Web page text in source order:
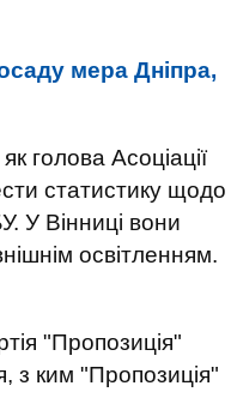
мера Дніпра,
голова Асоціації
статистику щодо
У Вінниці вони
освітленням.
"Пропозиція"
з ким "Пропозиція"